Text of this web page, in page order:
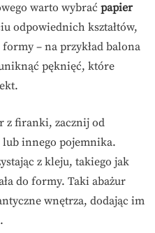
warto wybrać papier
odpowiednich kształtów,
– na przykład balona
pęknięć, które
z firanki, zacznij od
innego pojemnika.
z kleju, takiego jak
do formy. Taki abażur
wnętrza, dodając im